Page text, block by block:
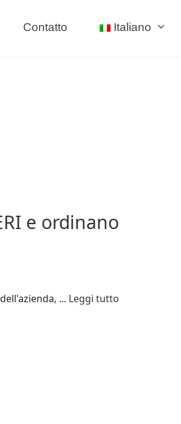
Contatto Italiano
e ordinano
... Leggi tutto